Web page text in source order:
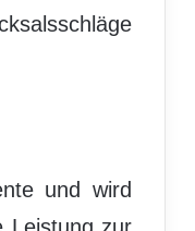
und wird
Leistung zur